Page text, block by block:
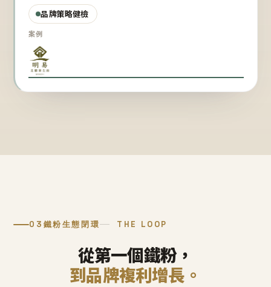
品牌策略健檢
案例
03 鐵粉生態閉環 THE LOOP
從第一個鐵粉，
到品牌複利增長。